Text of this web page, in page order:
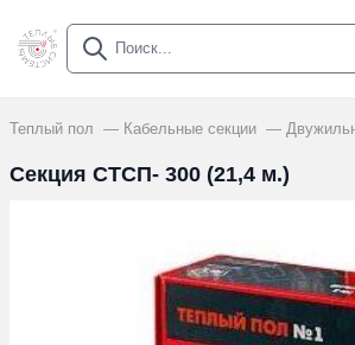
Теплый пол Кабельные секции
Секция СТСП- 300 (21,4 м.)